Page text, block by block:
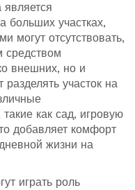
больших участках,
могут отсутствовать,
средством
внешних, но и
участок на
как сад, игровую
добавляет комфорт
жизни на
играть роль